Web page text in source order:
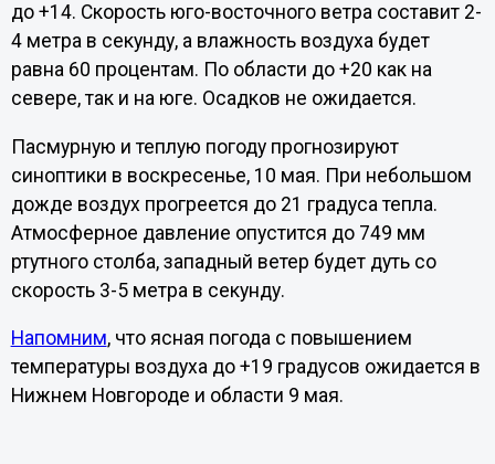
до +14. Скорость юго-восточного ветра составит 2-
4 метра в секунду, а влажность воздуха будет
равна 60 процентам. По области до +20 как на
севере, так и на юге. Осадков не ожидается.
Пасмурную и теплую погоду прогнозируют
синоптики в воскресенье, 10 мая. При небольшом
дожде воздух прогреется до 21 градуса тепла.
Атмосферное давление опустится до 749 мм
ртутного столба, западный ветер будет дуть со
скорость 3-5 метра в секунду.
Напомним, что ясная погода с повышением
температуры воздуха до +19 градусов ожидается в
Нижнем Новгороде и области 9 мая.